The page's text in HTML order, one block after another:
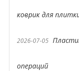
коврик для
2026-07-05
операций